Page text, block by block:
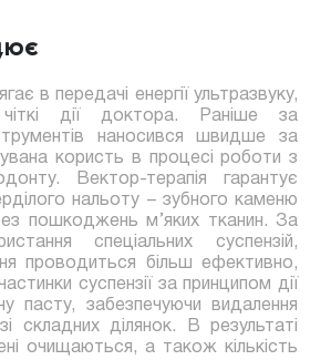
в передачі енергії ультразвуку,
чіткі дії доктора. Раніше за
наносився швидше за
користь в процесі роботи з
Вектор-терапія гарантує
нальоту – зубного каменю
пошкоджень м’яких тканин. За
спеціальних суспензій,
проводиться більш ефективно,
суспензії за принципом дії
пасту, забезпечуючи видалення
складних ділянок. В результаті
очищаються, а також кількість